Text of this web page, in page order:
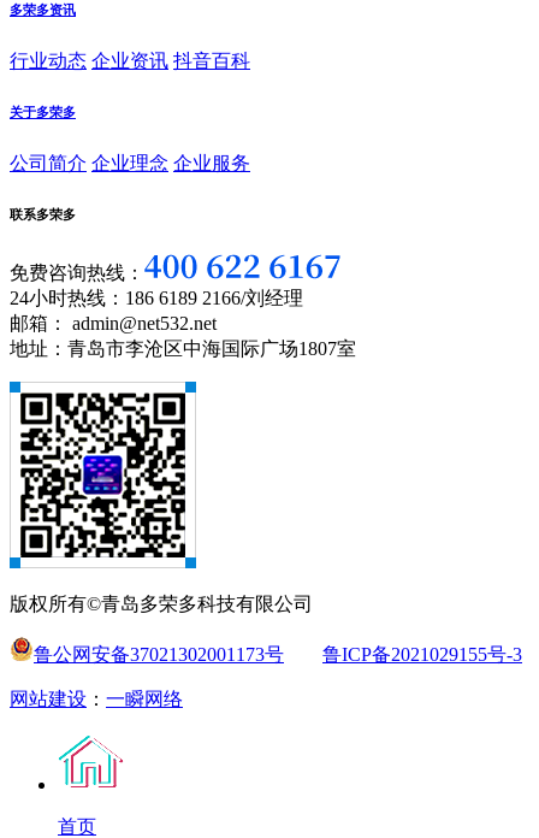
多荣多资讯
行业动态 企业资讯 抖音百科
关于多荣多
公司简介 企业理念 企业服务
联系多荣多
免费咨询热线：
24小时热线：186 6189 2166/刘经理
邮箱： admin@net532.net
地址：青岛市李沧区中海国际广场1807室
版权所有©青岛多荣多科技有限公司
鲁公网安备37021302001173号 鲁ICP备2021029155号-3
网站建设 ： 一瞬网络
首页